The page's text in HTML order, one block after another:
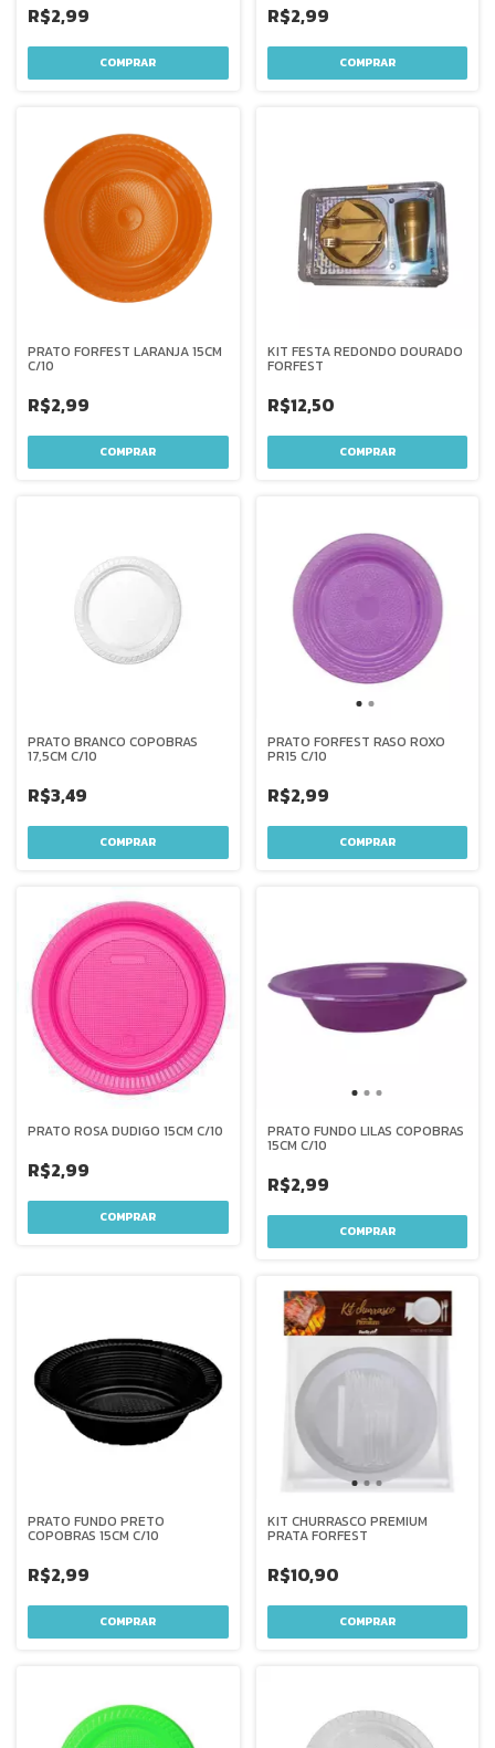
R$2,99 R$2,99
PRATO FORFEST LARANJA 15CM
C/10
R$2,99
KIT FESTA REDONDO DOURADO
FORFEST
R$12,50
PRATO BRANCO COPOBRAS
17,5CM C/10
R$3,49
PRATO FORFEST RASO ROXO
PR15 C/10
R$2,99
PRATO ROSA DUDIGO 15CM C/10
R$2,99
PRATO FUNDO LILAS COPOBRAS
15CM C/10
R$2,99
PRATO FUNDO PRETO
COPOBRAS 15CM C/10
R$2,99
KIT CHURRASCO PREMIUM
PRATA FORFEST
R$10,90